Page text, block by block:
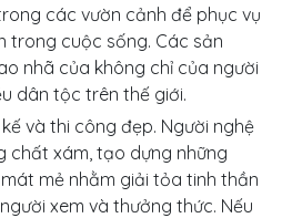
các vườn cảnh để phục vụ
trong cuộc sống. Các sản
nhã của không chỉ của người
dân tộc trên thế giới.
và thi công đẹp. Người nghệ
chất xám, tạo dựng những
mẻ nhằm giải tỏa tinh thần
xem và thưởng thức. Nếu